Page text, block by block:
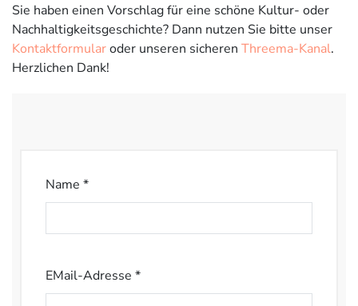
Sie haben einen Vorschlag für eine schöne Kultur- oder
Nachhaltigkeitsgeschichte? Dann nutzen Sie bitte unser
Kontaktformularoder unseren sicheren Threema-Kanal.
Herzlichen Dank!
Name *
EMail-Adresse *